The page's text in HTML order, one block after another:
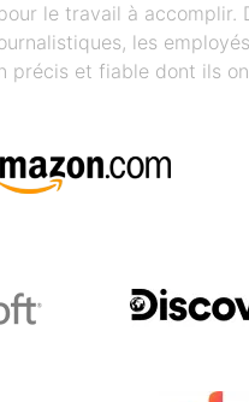
le travail à accomplir.
les
précis et fiable dont ils